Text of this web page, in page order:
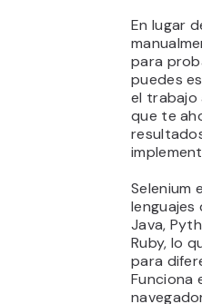
En lugar
para
puedes
el trabajo
que te
Selenium
lenguajes
Java,
Ruby, lo
para
Funciona